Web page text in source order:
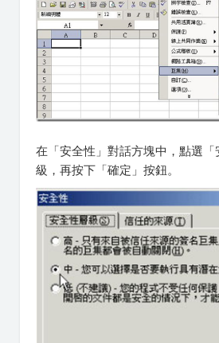
在「安全性」對話方塊中，點選
級，再按下「確定」按鈕。